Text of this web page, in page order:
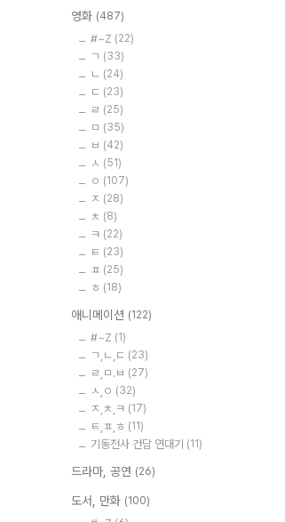
영화 (487)
#~Z (22)
ㄱ (33)
ㄴ (24)
ㄷ (23)
ㄹ (25)
ㅁ (35)
ㅂ (42)
ㅅ (51)
ㅇ (107)
ㅈ (28)
ㅊ (8)
ㅋ (22)
ㅌ (23)
ㅍ (25)
ㅎ (18)
애니메이션 (122)
#~Z (1)
ㄱ,ㄴ,ㄷ (23)
ㄹ,ㅁ.ㅂ (27)
ㅅ,ㅇ (32)
ㅈ,ㅊ,ㅋ (17)
ㅌ,ㅍ,ㅎ (11)
기동전사 건담 연대기 (11)
드라마, 공연 (26)
도서, 만화 (100)